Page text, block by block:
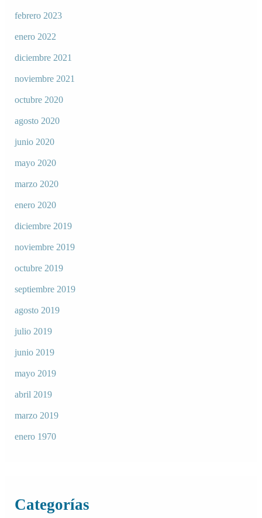
febrero 2023
enero 2022
diciembre 2021
noviembre 2021
octubre 2020
agosto 2020
junio 2020
mayo 2020
marzo 2020
enero 2020
diciembre 2019
noviembre 2019
octubre 2019
septiembre 2019
agosto 2019
julio 2019
junio 2019
mayo 2019
abril 2019
marzo 2019
enero 1970
Categorías